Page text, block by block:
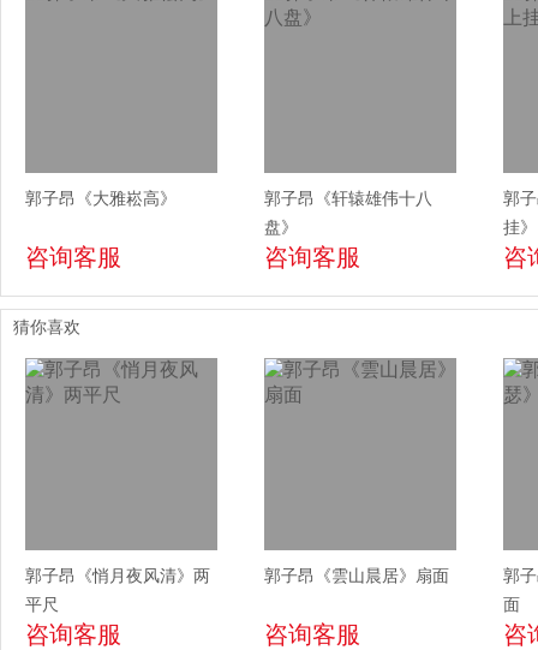
郭子昂《大雅崧高》
咨询客服
郭子昂《轩辕雄伟十八
盘》
咨询客服
郭
挂》
咨
猜你喜欢
郭子昂《悄月夜风清》两
平尺
咨询客服
郭子昂《雲山晨居》扇面
咨询客服
郭
面
咨